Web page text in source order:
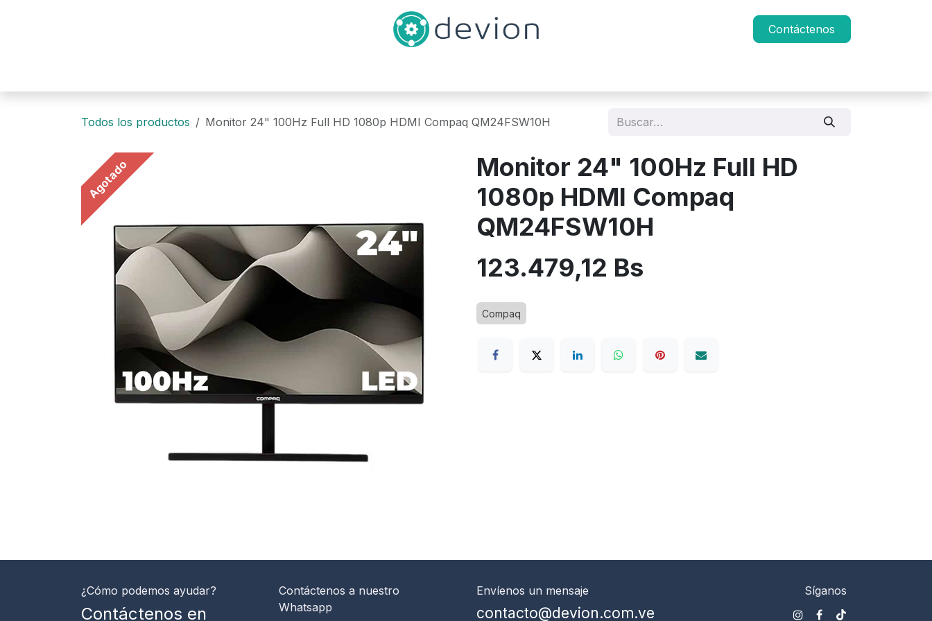
Contáctenos
Todos los productos Monitor 24" 100Hz Full HD 1080p HDMI Compaq QM24FSW10H
Agotado
Monitor 24" 100Hz Full HD
1080p HDMI Compaq
QM24FSW10H
123.479,12 Bs
Compaq
¿Cómo podemos ayudar?
Contáctenos en
Contáctenos a nuestro
Whatsapp
Envíenos un mensaje
contacto@devion.com.ve
Síganos